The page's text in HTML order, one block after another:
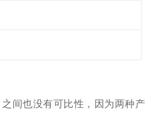
间也没有可比性，因为两种产